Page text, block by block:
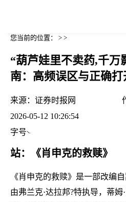
您当前的位置： > >
“葫芦娃里不卖药,千万
南：高频误区与正确打
来源： 证券时报网
2026-05-12 10:26:54
字号
站：《肖申克的救赎》
《肖申克的救赎》是一部改编
由弗兰克·达拉邦?特执导，蒂姆